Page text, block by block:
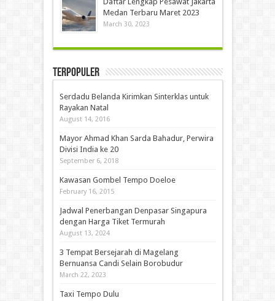
Medan Terbaru Maret 2023
March 30, 2023
Terpopuler
Serdadu Belanda Kirimkan Sinterklas untuk
Rayakan Natal
August 14, 2016
Mayor Ahmad Khan Sarda Bahadur, Perwira
Divisi India ke 20
September 6, 2018
Kawasan Gombel Tempo Doeloe
February 16, 2015
Jadwal Penerbangan Denpasar Singapura
dengan Harga Tiket Termurah
August 13, 2024
3 Tempat Bersejarah di Magelang
Bernuansa Candi Selain Borobudur
March 22, 2023
Taxi Tempo Dulu